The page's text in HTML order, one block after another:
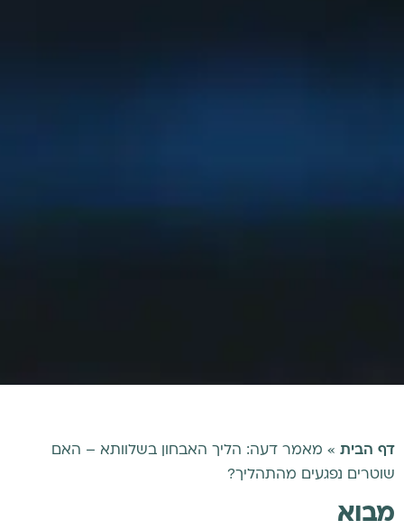
דף הבית » מאמר דעה: הליך האבחון בשלוותא – האם
שוטרים נפגעים מהתהליך?
מבוא